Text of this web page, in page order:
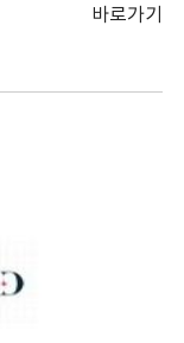
바로가기